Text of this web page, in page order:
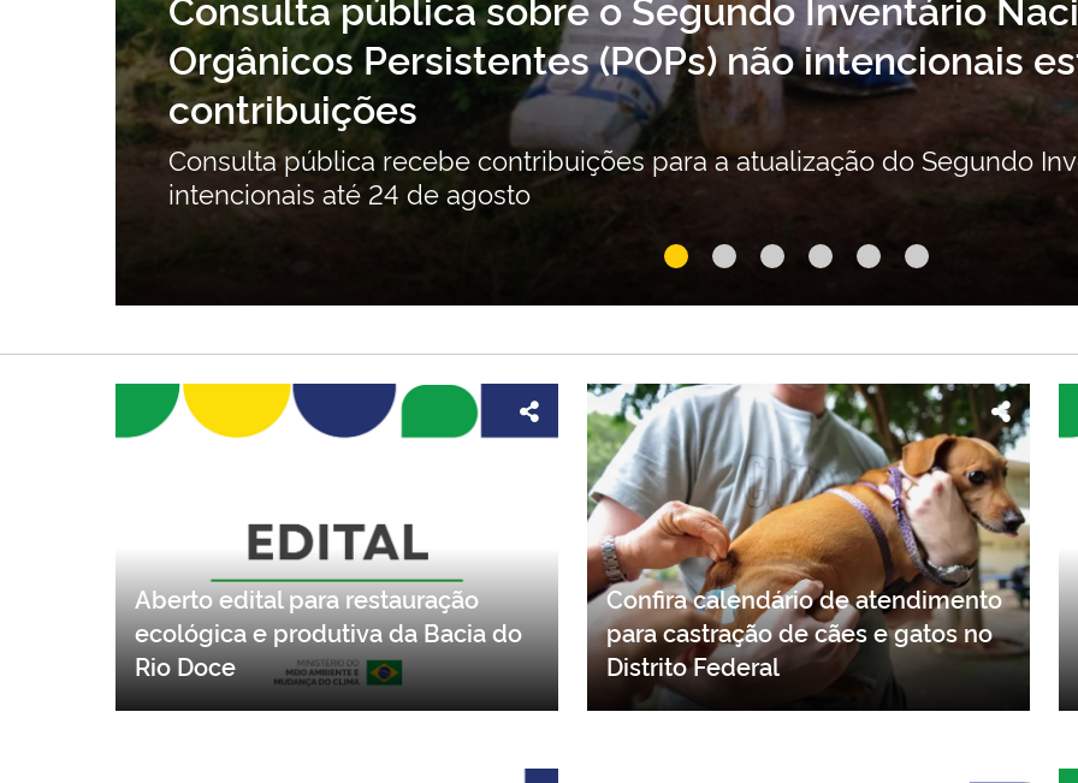
MMA, MCTI e INPE divulgam dados do Deter
e os resultados do Sistema Prodes
Aberto edital para restauração
ecológica e produtiva da Bacia do
Confira calendário de atendimento
para castração de cães e gatos no